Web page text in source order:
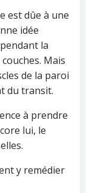
est dûe à une
idée
la
Mais
de la paroi
du transit.
à prendre
lui, le
y remédier